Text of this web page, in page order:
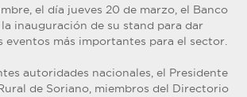
el día jueves 20 de marzo, el Banco
inauguración de su stand para dar
eventos más importantes para el sector.
autoridades nacionales, el Presidente
de Soriano, miembros del Directorio